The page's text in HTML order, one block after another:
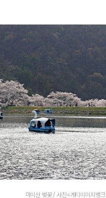
마이산 벚꽃 / 사진=게티이미지뱅크